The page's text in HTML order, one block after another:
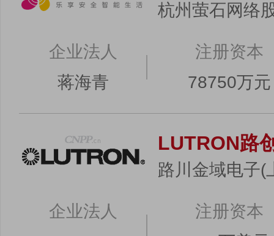
杭州萤石网络
企业法人
蒋海青
注册资本
78750万元
LUTRON路
路川金域电子(
企业法人
注册资本